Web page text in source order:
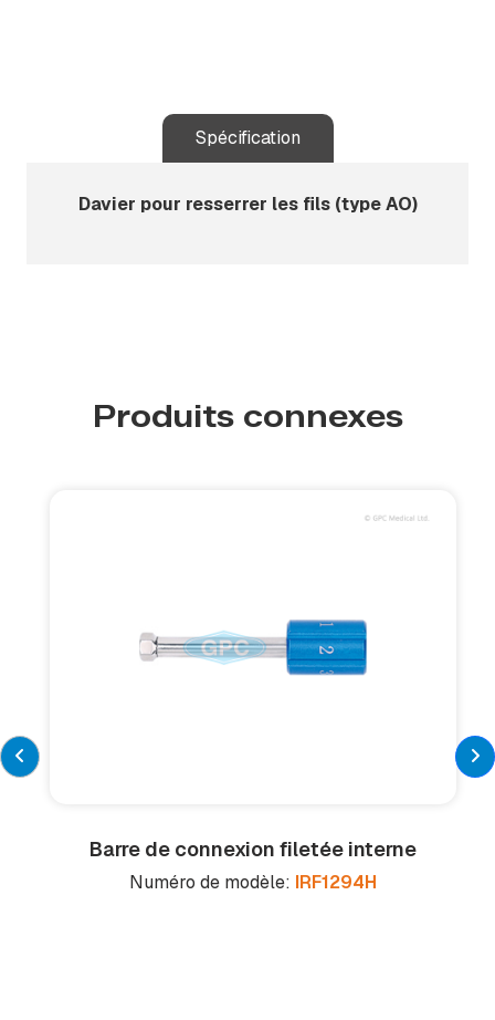
Spécification
Davier pour resserrer les fils (type AO)
Produits connexes
Barre de connexion filetée interne
Numéro de modèle: IRF1294H